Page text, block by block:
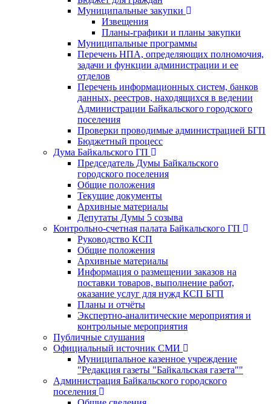
Муниципальные закупки
Извещения
Планы-графики и планы закупки
Муниципальные программы
Перечень НПА, определяющих полномочия,
задачи и функции администрации и ее
отделов
Перечень информационных систем, банков
данных, реестров, находящихся в ведении
Администрации Байкальского городского
поселения
Проверки проводимые администрацией БГП
Бюджетный процесс
Дума Байкальского ГП
Председатель Думы Байкальского
городского поселения
Общие положения
Текущие документы
Архивные материалы
Депутаты Думы 5 созыва
Контрольно-счетная палата Байкальского ГП
Руководство КСП
Общие положения
Архивные материалы
Информация о размещении заказов на
поставки товаров, выполнение работ,
оказание услуг для нужд КСП БГП
Планы и отчёты
Экспертно-аналитические мероприятия и
контрольные мероприятия
Публичные слушания
Официальный источник СМИ
Муниципальное казенное учреждение
"Редакция газеты "Байкальская газета""
Администрация Байкальского городского
поселения